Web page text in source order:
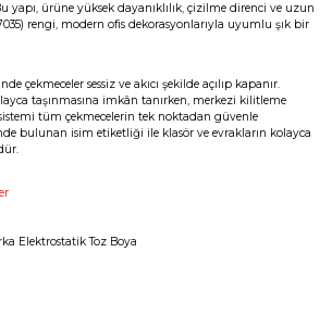
ürüne yüksek dayanıklılık, çizilme direnci ve uzun
rengi, modern ofis dekorasyonlarıyla uyumlu şık bir
çekmeceler sessiz ve akıcı şekilde açılıp kapanır.
taşınmasına imkân tanırken, merkezi kilitleme
tüm çekmecelerin tek noktadan güvenle
bulunan isim etiketliği ile klasör ve evrakların kolayca
Elektrostatik Toz Boya